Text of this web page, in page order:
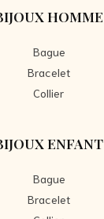
HOMME
Bague
Bracelet
Collier
ENFANT
Bague
Bracelet